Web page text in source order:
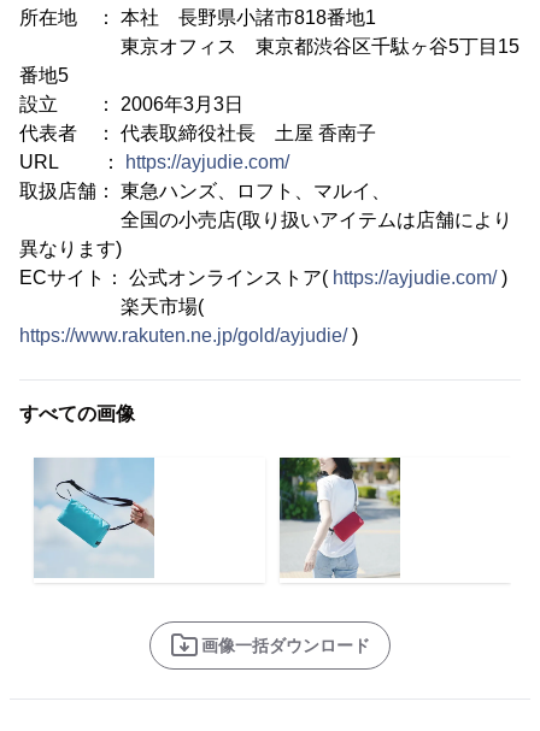
所在地 ： 本社 長野県小諸市818番地1
東京オフィス 東京都渋谷区千駄ヶ谷5丁目15
番地5
設立 ： 2006年3月3日
代表者 ： 代表取締役社長 土屋 香南子
URL ：
https://ayjudie.com/
取扱店舗： 東急ハンズ、ロフト、マルイ、
全国の小売店(取り扱いアイテムは店舗により
異なります)
ECサイト： 公式オンラインストア( https://ayjudie.com/)
楽天市場(
https://www.rakuten.ne.jp/gold/ayjudie/)
すべての画像
画像一括ダウンロード